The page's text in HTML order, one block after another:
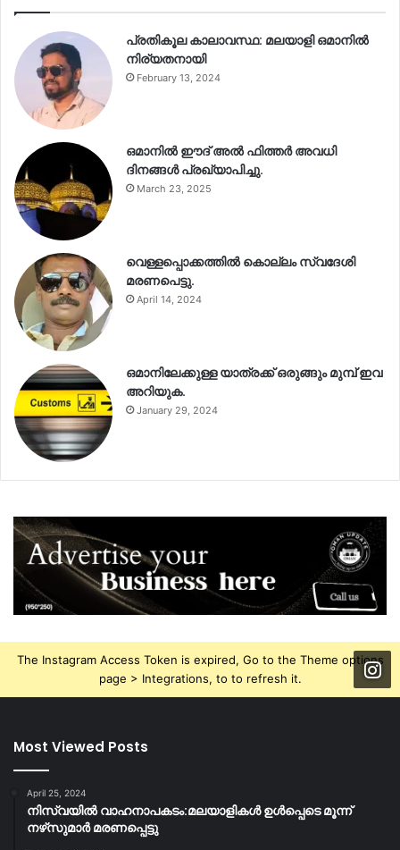
പ്രതികൂല കാലാവസ്ഥ: മലയാളി ഒമാനിൽ
നിര്യതനായി
February 13, 2024
ഒമാനിൽ ഈദ് അൽ ഫിത്തർ അവധി
ദിനങ്ങൾ പ്രഖ്യാപിച്ചു.
March 23, 2025
വെള്ളപ്പൊക്കത്തിൽ കൊല്ലം സ്വദേശി
മരണപെട്ടു.
April 14, 2024
ഒമാനിലേക്കുള്ള യാത്രക്ക് ഒരുങ്ങും മുമ്പ് ഇവ
അറിയുക.
January 29, 2024
The Instagram Access Token is expired, Go to the Theme options
page > Integrations, to to refresh it.
Most Viewed Posts
April 25, 2024
നിസ്‌വയിൽ വാഹനാപകടം:മലയാളികള്‍ ഉള്‍പ്പെടെ മൂന്ന്
നഴ്‌സുമാര്‍ മരണപ്പെട്ടു